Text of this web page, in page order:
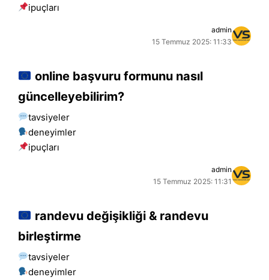
i̇puçları
admin
15 Temmuz 2025: 11:33
online başvuru formunu nasıl
güncelleyebilirim?
tavsiyeler
deneyimler
i̇puçları
admin
15 Temmuz 2025: 11:31
randevu değişikliği & randevu
birleştirme
tavsiyeler
deneyimler